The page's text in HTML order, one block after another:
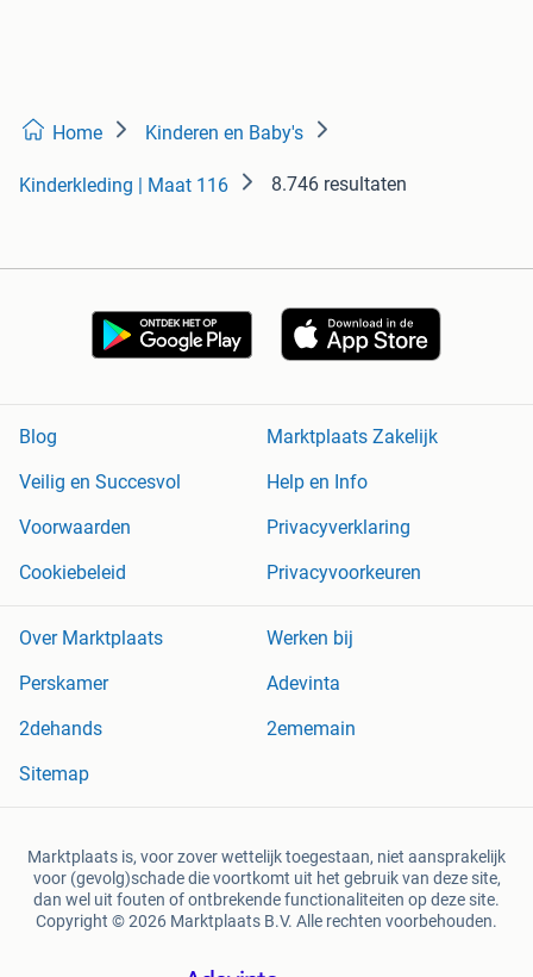
Home Kinderen en Baby's
Kinderkleding | Maat 116 8.746 resultaten
Blog
Marktplaats Zakelijk
Veilig en Succesvol
Help en Info
Voorwaarden
Privacyverklaring
Cookiebeleid
Privacyvoorkeuren
Over Marktplaats
Werken bij
Perskamer
Adevinta
2dehands
2ememain
Sitemap
Marktplaats is, voor zover wettelijk toegestaan, niet aansprakelijk
voor (gevolg)schade die voortkomt uit het gebruik van deze site,
dan wel uit fouten of ontbrekende functionaliteiten op deze site.
Copyright © 2026 Marktplaats B.V. Alle rechten voorbehouden.